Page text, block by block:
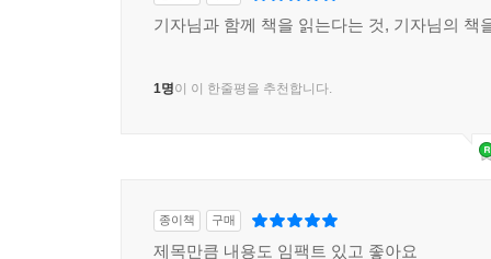
기자님과 함께 책을 읽는다는 것, 기자님의 책
1명이 이 한줄평을 추천합니다.
종이책 구매
제목만큼 내용도 임팩트 있고 좋아요